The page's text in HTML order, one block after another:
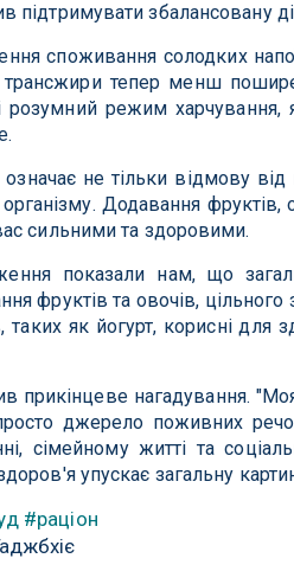
підтримувати збалансовану
споживання солодких
тепер менш
розумний режим
не тільки відмову
Додавання фруктів,
сильними та здоровими.
показали нам, що
фруктів та овочів,
таких як йогурт, корисні для
прикінцеве нагадування.
джерело поживних
сімейному житті та
упускає загальну
#раціон